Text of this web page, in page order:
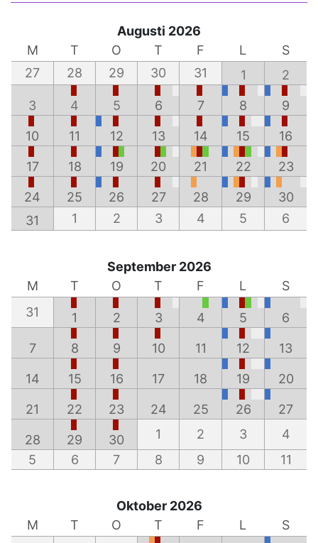
Augusti 2026
M
T O T F L
S
27
28 29 30 31 1 2
3 4 5 6 7 8 9
10 11 12 13 14 15 16
17 18 19 20 21 22 23
24 25 26 27 28 29
30
31
1 2 3 4 5 6
September 2026
M
T O T F L
S
31
1 2 3 4 5 6
7 8 9 10 11 12 13
14 15 16 17 18 19 20
21 22 23 24 25 26 27
28 29 30 1 2 3
4
5
6 7 8 9 10 11
Oktober 2026
M
T O T F L
S